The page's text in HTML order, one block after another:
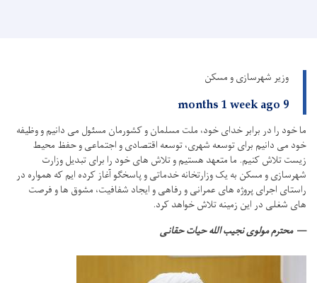
وزیر شهرسازی و مسکن
9 months 1 week ago
ما خود را در برابر خدای خود، ملت مسلمان و کشورمان مسئول می دانیم و وظیفه
خود می دانیم برای توسعه شهری، توسعه اقتصادی و اجتماعی و حفظ محیط
زیست تلاش کنیم. ما متعهد هستیم و تلاش های خود را برای تبدیل وزارت
شهرسازی و مسکن به یک وزارتخانه خدماتی و پاسخگو آغاز کرده ایم که همواره در
راستای اجرای پروژه های عمرانی و رفاهی و ایجاد شفافیت، مشوق ها و فرصت
های شغلی در این زمینه تلاش خواهد کرد.
محترم مولوی نجیب الله حیات حقانی